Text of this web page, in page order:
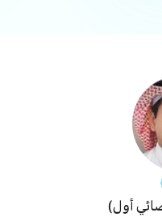
أول)